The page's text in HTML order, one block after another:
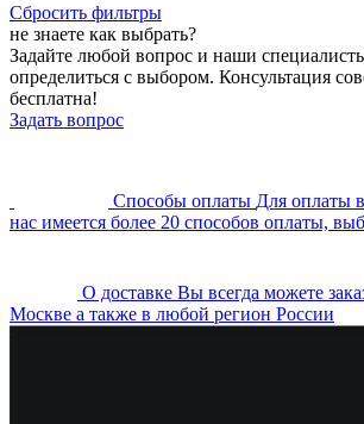
Сбросить фильтры
не знаете как выбрать?
Задайте любой вопрос и наши
определиться с выбором. Консультация
бесплатна!
Задать вопрос
Cпособы оплаты Для оплаты
нас имеется более 20 способов оплаты,
О доставке Вы всегда можете
Москве а также в любой регион России